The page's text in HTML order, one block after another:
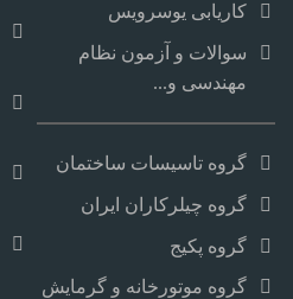
کاریابی یوسرویس
سوالات و آزمون نظام
مهندسی و...
گروه تاسیسات ساختمان
گروه چیلرکاران ایران
گروه پکیج
گروه موتورخانه و گرمایش